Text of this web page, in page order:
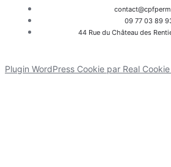
09 77 03 89
44 Rue du Château des
Plugin WordPress Cookie par Real